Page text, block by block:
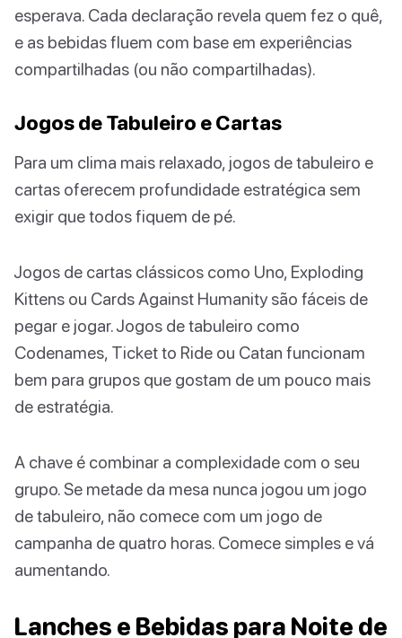
esperava. Cada declaração revela quem fez o quê,
e as bebidas fluem com base em experiências
compartilhadas (ou não compartilhadas).
Jogos de Tabuleiro e Cartas
Para um clima mais relaxado, jogos de tabuleiro e
cartas oferecem profundidade estratégica sem
exigir que todos fiquem de pé.
Jogos de cartas clássicos como Uno, Exploding
Kittens ou Cards Against Humanity são fáceis de
pegar e jogar. Jogos de tabuleiro como
Codenames, Ticket to Ride ou Catan funcionam
bem para grupos que gostam de um pouco mais
de estratégia.
A chave é combinar a complexidade com o seu
grupo. Se metade da mesa nunca jogou um jogo
de tabuleiro, não comece com um jogo de
campanha de quatro horas. Comece simples e vá
aumentando.
Lanches e Bebidas para Noite de